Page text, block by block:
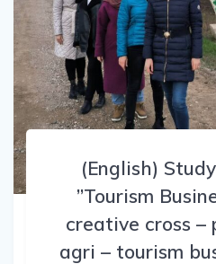
(English)
”Tourism
creative cross
agri – tourism